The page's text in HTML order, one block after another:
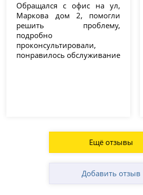
Обращался с офис на ул,
Маркова дом 2, помогли
решить проблему,
подробно
проконсультировали,
понравилось обслуживание
Ещё отзывы
Добавить отзыв